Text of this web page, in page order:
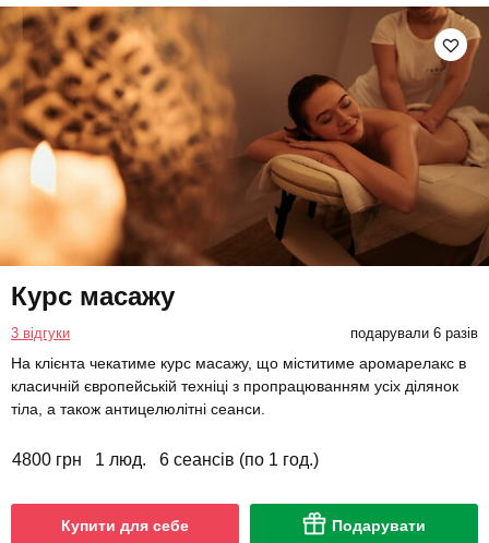
Курс масажу
3 відгуки подарували 6 разів
На клієнта чекатиме курс масажу, що міститиме аромарелакс в
класичній європейській техніці з пропрацюванням усіх ділянок
тіла, а також антицелюлітні сеанси.
4800 грн 1 люд. 6 сеансів (по 1 год.)
Купити для себе Подарувати